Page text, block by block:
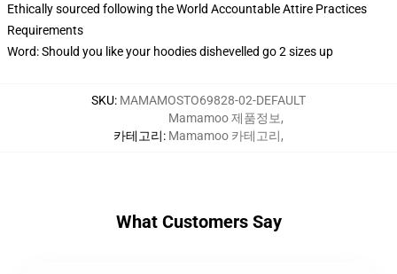
Ethically sourced following the World Accountable Attire Practices
Requirements
Word: Should you like your hoodies dishevelled go 2 sizes up
SKU: MAMAMOSTO69828-02-DEFAULT
카테고리:
Mamamoo 제품정보,
Mamamoo 카테고리,
What Customers Say